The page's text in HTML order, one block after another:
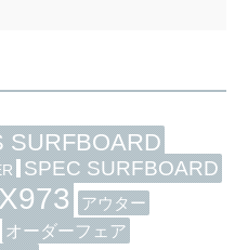
SURFBOARD
SPEC SURFBOARD
X973 アウター
オーダーフェア